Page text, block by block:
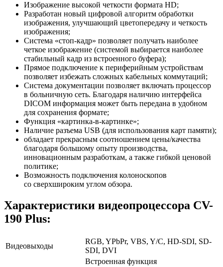
Изображение высокой четкости формата HD;
Разработан новый цифровой алгоритм обработки
изображения, улучшающий цветопередачу и четкость
изображения;
Система «стоп-кадр» позволяет получать наиболее
четкое изображение (системой выбирается наиболее
стабильный кадр из встроенного буфера);
Прямое подключение к периферийным устройствам
позволяет избежать сложных кабельных коммутаций;
Система документации позволяет включать процессор
в больничную сеть. Благодаря наличию интерфейса
DICOM информация может быть передана в удобном
для сохранения формате;
Функция «картинка-в-картинке»;
Наличие разъема USB (для использования карт памяти);
обладает прекрасным соотношением цены/качества
благодаря большому опыту производства,
инновационным разработкам, а также гибкой ценовой
политике;
Возможность подключения колоноскопов
со сверхшироким углом обзора.
Характеристики видеопроцессора CV-
190 Plus:
Видеовыходы
RGB, YPbPr, VBS, Y/C, HD-SDI, SD-
SDI, DVI
Встроенная функция